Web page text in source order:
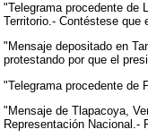
"Telegrama procedente de
Territorio.- Contéstese que
"Mensaje depositado en
protestando por que el
"Telegrama procedente de
"Mensaje de Tlapacoya,
Representación